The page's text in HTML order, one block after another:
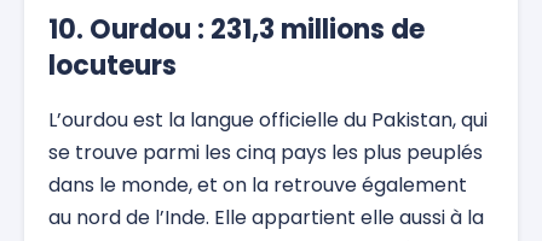
10. Ourdou : 231,3 millions de
locuteurs
L’ourdou est la langue officielle du Pakistan, qui
se trouve parmi les cinq pays les plus peuplés
dans le monde, et on la retrouve également
au nord de l’Inde. Elle appartient elle aussi à la